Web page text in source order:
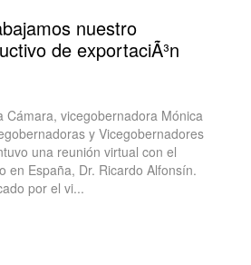
nuestro
de exportaciÃ³n
Cámara, vicegobernadora Mónica
y Vicegobernadores
una reunión virtual con el
en España, Dr. Ricardo Alfonsín.
por el vi...